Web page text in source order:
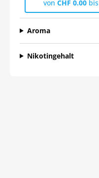
von CHF 0.00bis
Aroma
Nikotingehalt